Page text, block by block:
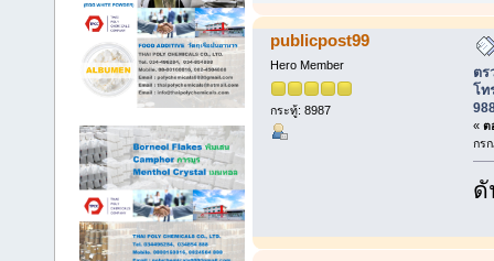
publicpost99
Hero Member
กระทู้: 8987
ตร
โท
« ต
กร
ดั